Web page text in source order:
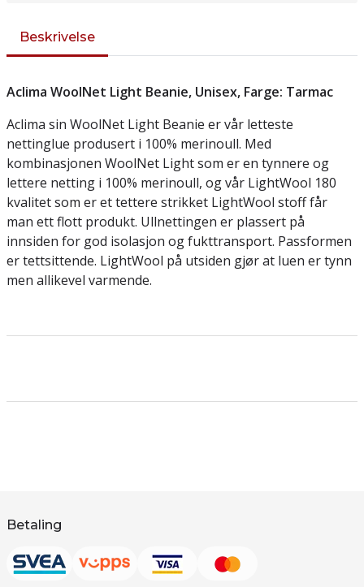
Beskrivelse
Aclima WoolNet Light Beanie, Unisex, Farge: Tarmac
Aclima sin WoolNet Light Beanie er vår letteste
nettinglue produsert i 100% merinoull. Med
kombinasjonen WoolNet Light som er en tynnere og
lettere netting i 100% merinoull, og vår LightWool 180
kvalitet som er et tettere strikket LightWool stoff får
man ett flott produkt. Ullnettingen er plassert på
innsiden for god isolasjon og fukttransport. Passformen
er tettsittende. LightWool på utsiden gjør at luen er tynn
men allikevel varmende.
Betaling